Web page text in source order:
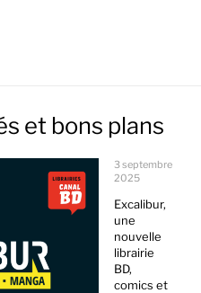
et bons plans
3 septembre
2025
Excalibur,
une
nouvelle
librairie
BD,
comics et